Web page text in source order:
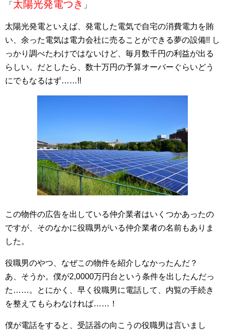
「 太陽光発電つき 」
太陽光発電といえば、発電した電気で自宅の消費電力を賄
い、余った電気は電力会社に売ることができる夢の設備!! し
っかり調べたわけではないけど、毎月数千円の利益が出る
らしい。だとしたら、数十万円の予算オーバーぐらいどう
にでもなるはず……!!
この物件の広告を出している仲介業者はいくつかあったの
ですが、そのなかに役職男がいる仲介業者の名前もありま
した。
役職男のやつ、なぜこの物件を紹介しなかったんだ？
あ、そうか。僕が2,0000万円台という条件を出したんだっ
た……。とにかく、早く役職男に電話して、内覧の手続き
を整えてもらわなければ……！
僕が電話をすると、受話器の向こうの役職男は言いまし